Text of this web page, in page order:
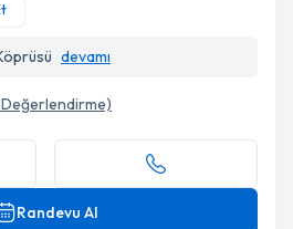
devamı
Değerlendirme)
Randevu Al